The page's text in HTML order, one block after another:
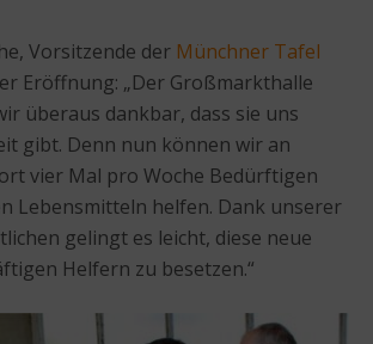
Vorsitzende der Münchner Tafel
Eröffnung: „Der Großmarkthalle
überaus dankbar, dass sie uns
gibt. Denn nun können wir an
vier Mal pro Woche Bedürftigen
Lebensmitteln helfen. Dank unserer
gelingt es leicht, diese neue
Helfern zu besetzen.“